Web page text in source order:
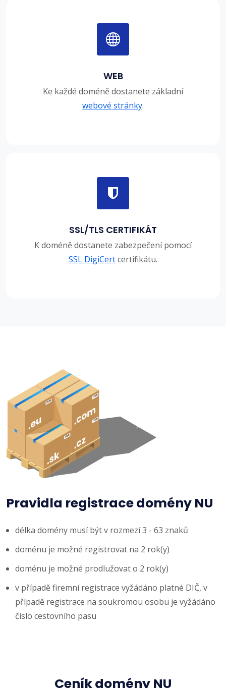
WEB
Ke každé doméně dostanete základní
webové stránky.
SSL/TLS CERTIFIKÁT
K doméně dostanete zabezpečení pomocí
SSL DigiCertcertifikátu.
Pravidla registrace domény NU
délka domény musí být v rozmezí 3 - 63 znaků
doménu je možné registrovat na 2 rok(y)
doménu je možné prodlužovat o 2 rok(y)
v případě firemní registrace vyžádáno platné DIČ, v
případě registrace na soukromou osobu je vyžádáno
číslo cestovního pasu
Ceník domény NU